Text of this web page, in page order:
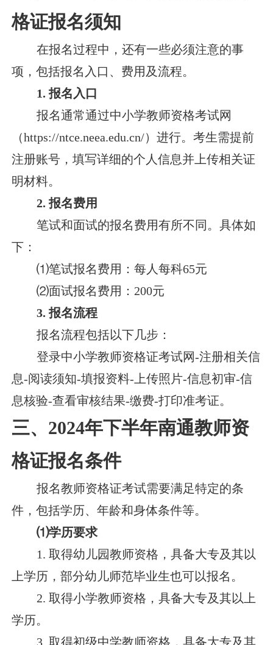
格证报名须知
在报名过程中，还有一些必须注意的事
项，包括报名入口、费用及流程。
1. 报名入口
报名通常通过中小学教师资格考试网
（https://ntce.neea.edu.cn/）进行。考生需提前
注册账号，填写详细的个人信息并上传相关证
明材料。
2. 报名费用
笔试和面试的报名费用有所不同。具体如
下：
⑴笔试报名费用：每人每科65元
⑵面试报名费用：200元
3. 报名流程
报名流程包括以下几步：
登录中小学教师资格证考试网-注册相关信
息-阅读须知-填报资料-上传照片-信息初审-信
息核验-查看审核结果-缴费-打印准考证。
三、2024年下半年南通教师资
格证报名条件
报名教师资格证考试需要满足特定的条
件，包括学历、年龄和身体条件等。
⑴学历要求
1. 取得幼儿园教师资格，具备大专及其以
上学历，部分幼儿师范毕业生也可以报名。
2. 取得小学教师资格，具备大专及其以上
学历。
3. 取得初级中学教师资格，具备大专及其